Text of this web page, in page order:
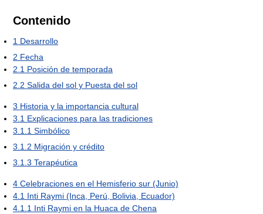
Contenido
1 Desarrollo
2 Fecha
2.1 Posición de temporada
2.2 Salida del sol y Puesta del sol
3 Historia y la importancia cultural
3.1 Explicaciones para las tradiciones
3.1.1 Simbólico
3.1.2 Migración y crédito
3.1.3 Terapéutica
4 Celebraciones en el Hemisferio sur (Junio)
4.1 Inti Raymi (Inca, Perú, Bolivia, Ecuador)
4.1.1 Inti Raymi en la Huaca de Chena